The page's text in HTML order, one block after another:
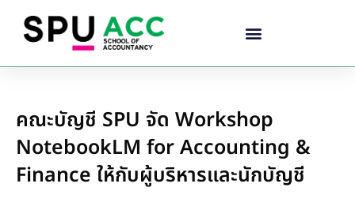
คณะบัญชี SPU จัด Workshop
NotebookLM for Accounting &
Finance ให้กับผู้บริหารและนักบัญชี